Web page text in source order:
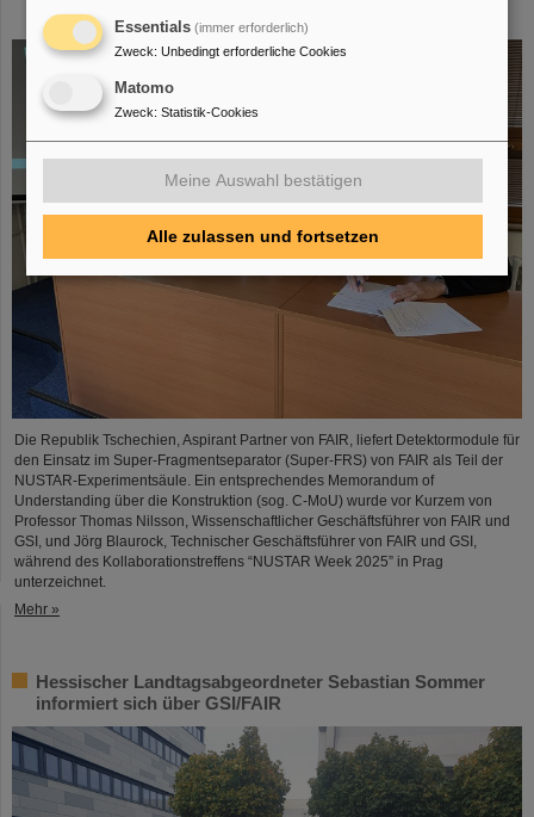
Construction Memorandum of Understanding
Die Republik Tschechien, Aspirant Partner von FAIR, liefert Detektormodule für
den Einsatz im Super-Fragmentseparator (Super-FRS) von FAIR als Teil der
NUSTAR-Experimentsäule. Ein entsprechendes Memorandum of
Understanding über die Konstruktion (sog. C-MoU) wurde vor Kurzem von
Professor Thomas Nilsson, Wissenschaftlicher Geschäftsführer von FAIR und
GSI, und Jörg Blaurock, Technischer Geschäftsführer von FAIR und GSI,
während des Kollaborationstreffens “NUSTAR Week 2025” in Prag
unterzeichnet.
Mehr »
Hessischer Landtagsabgeordneter Sebastian Sommer
informiert sich über GSI/FAIR
Essentials (immer erforderlich)
Zweck: Unbedingt erforderliche Cookies
Matomo
Zweck: Statistik-Cookies
Meine Auswahl bestätigen
Alle zulassen und fortsetzen